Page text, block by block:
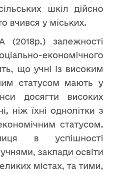
шкіл дійсно
вчився у міських.
(2018р.) залежності
економічного
що учні із високим
статусом мають у
досягти високих
ніж їхні однолітки з
статусом.
в успішності
заклади освіти
містах, та тими,